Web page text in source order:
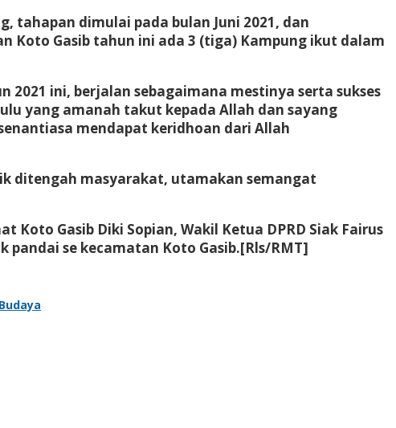
tahapan dimulai pada bulan Juni 2021, dan
Koto Gasib tahun ini ada 3 (tiga) Kampung ikut dalam
2021 ini, berjalan sebagaimana mestinya serta sukses
yang amanah takut kepada Allah dan sayang
mendapat keridhoan dari Allah
ditengah masyarakat, utamakan semangat
Gasib Diki Sopian, Wakil Ketua DPRD Siak Fairus
pandai se kecamatan Koto Gasib.[Rls/RMT]